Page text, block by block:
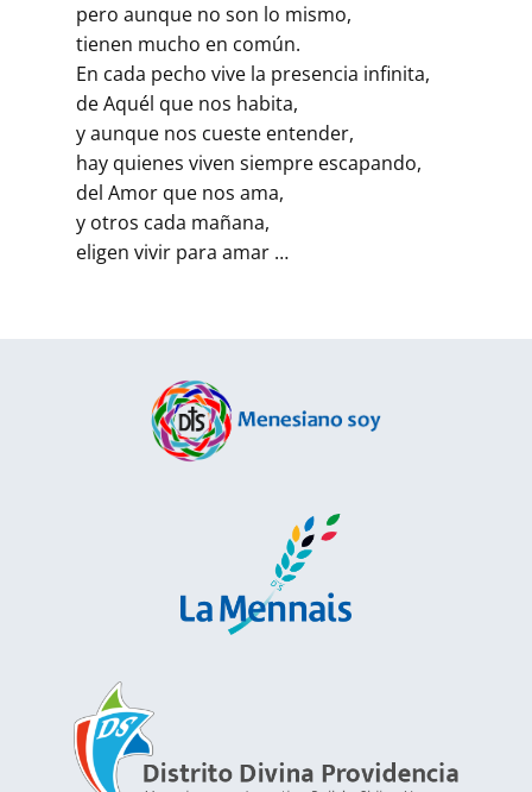
pero aunque no son lo mismo,
tienen mucho en común.
En cada pecho vive la presencia infinita,
de Aquél que nos habita,
y aunque nos cueste entender,
hay quienes viven siempre escapando,
del Amor que nos ama,
y otros cada mañana,
eligen vivir para amar …